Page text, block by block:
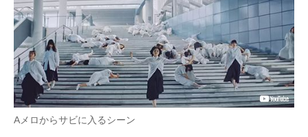
Aメロからサビに入るシーン